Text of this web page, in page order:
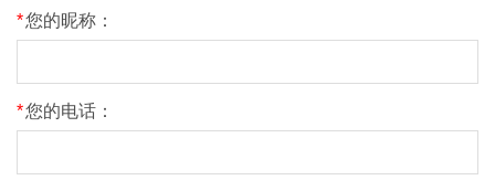
*您的昵称：
*您的电话：